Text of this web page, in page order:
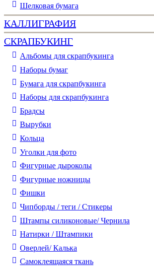
Шелковая бумага
КАЛЛИГРАФИЯ
СКРАПБУКИНГ
Альбомы для скрапбукинга
Наборы бумаг
Бумага для скрапбукинга
Наборы для скрапбукинга
Брадсы
Вырубки
Кольца
Уголки для фото
Фигурные дыроколы
Фигурные ножницы
Фишки
Чипборды / теги / Стикеры
Штампы силиконовые/ Чернила
Натирки / Штампики
Оверлей/ Калька
Самоклеящаяся ткань